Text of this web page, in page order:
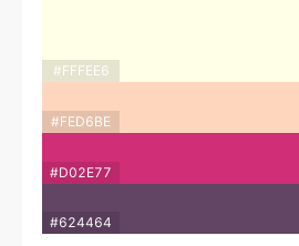
#FFFEE6
#FED6BE
#D02E77
#624464